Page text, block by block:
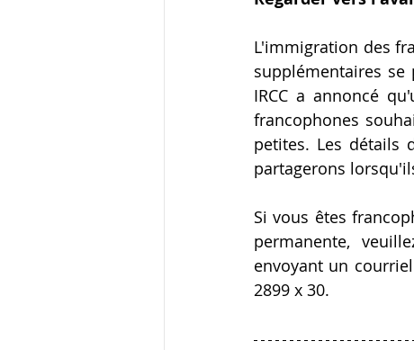
L'immigration des
supplémentaires
IRCC a annoncé
francophones
petites. Les détails
partagerons
Si vous êtes
permanente,
envoyant un
2899 x 30.